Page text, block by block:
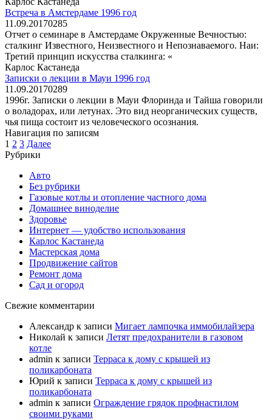
Встреча в Амстердаме 1996 год
11.09.20170285
Отчет о семинаре в Амстердаме Окруженные Вечностью:
сталкинг Известного, Неизвестного и Непознаваемого. Наи:
Третий принцип искусства сталкинга: «
Карлос Кастанеда
Записки о лекции в Мауи 1996 год
11.09.20170289
1996г. Записки о лекции в Мауи Флоринда и Тайша говорили
о воладорах, или летунах. Это вид неорганических существ,
чья пища состоит из человеческого осознания.
Навигация по записям
1 2 3 Далее
Рубрики
Авто
Без рубрики
Газовые котлы и отопление частного дома
Домашнее виноделие
Здоровье
Интернет — удобство использования
Карлос Кастанеда
Мастерская дома
Продвижение сайтов
Ремонт дома
Сад и огород
Свежие комментарии
Александр к записи Мигает лампочка иммобилайзера
Николай к записи Летят предохранители в газовом
котле
admin к записи Терраса к дому с крышей из
поликарбоната
Юрий к записи Терраса к дому с крышей из
поликарбоната
admin к записи Ограждение грядок профнастилом
своими руками